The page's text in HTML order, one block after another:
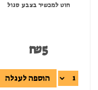
חוט למכשיר בצבע סגול
₪5
הוספה לעגלה